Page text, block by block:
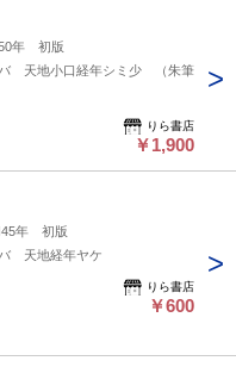
年 初版
天地小口経年シミ少 （朱筆
りら書店
￥1,900
45年 初版
天地経年ヤケ
りら書店
￥600